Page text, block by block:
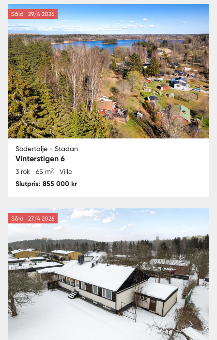
Såld 29/4 2026
Södertälje - Stadan
Vinterstigen 6
3 rok 65 m2 Villa
Slutpris: 855 000 kr
Såld 27/4 2026